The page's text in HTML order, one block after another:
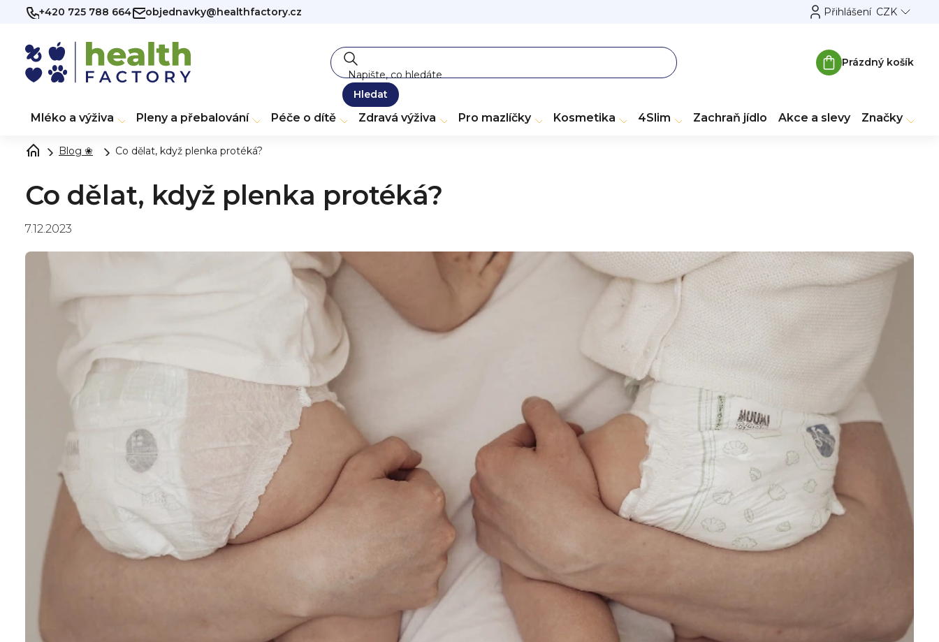
Přejít
+420 725 788 664 objednavky@healthfactory.cz CZK
Přihlášení
Hledat
Nákupní
Prázdný košík
Mléko a výživa Pleny a přebalování Péče o dítě Zdravá výživa Pro mazlíčky Kosmetika 4Slim Zachraň jídlo Akce a slevy Značky
Blog ❀ Co dělat, když plenka protéká?
Co dělat, když plenka protéká?
7.12.2023